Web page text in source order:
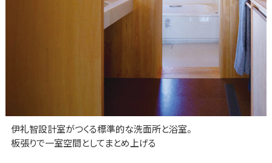
伊礼智設計室がつくる標準的な洗面所と浴室。
板張りで一室空間としてまとめ上げる